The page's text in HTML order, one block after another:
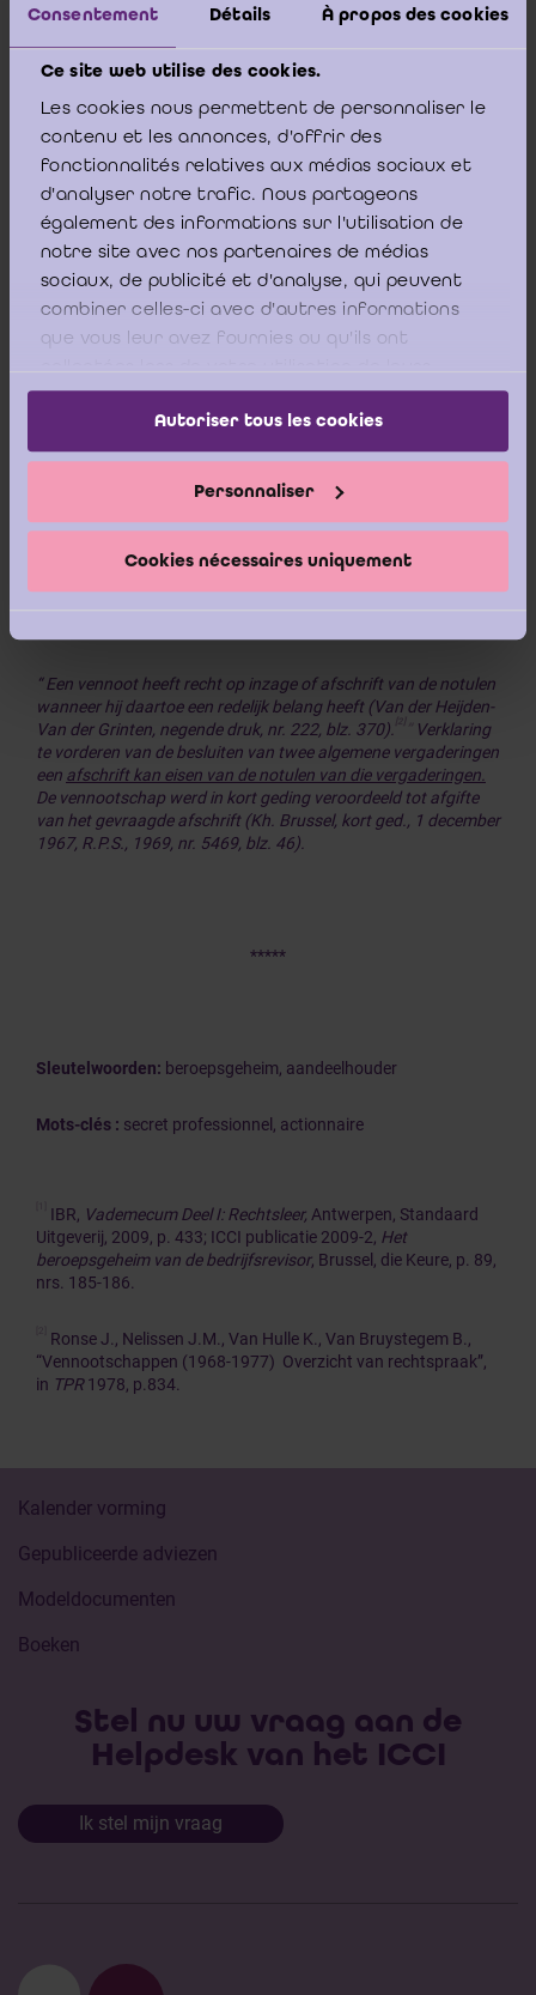
Consentement Détails À propos des cookies
Ce site web utilise des cookies.
Les cookies nous permettent de personnaliser le
contenu et les annonces, d'offrir des
fonctionnalités relatives aux médias sociaux et
d'analyser notre trafic. Nous partageons
également des informations sur l'utilisation de
notre site avec nos partenaires de médias
sociaux, de publicité et d'analyse, qui peuvent
combiner celles-ci avec d'autres informations
que vous leur avez fournies ou qu'ils ont
services.
Autoriser tous les cookies
Personnaliser
Cookies nécessaires uniquement
(…);
Op basis van het voorgaande is het ICCI van
entiteit de betreffende documenten (notulen van
de algemene vergaderingen) kan bezorgen.
als aandeelhouder, indien men een redelijk belang
heeft, de mogelijkheid heeft inzage van deze
documenten te vragen aan de
ondernemingsrechtbank.
“ Een vennoot heeft recht op inzage of afschrift van de notulen
wanneer hij daartoe een redelijk belang heeft (Van der Heijden-
Van der Grinten, negende druk, nr. 222, blz. 370).
[2]
Verklaring
te vorderen van de besluiten van twee algemene vergaderingen
een afschrift kan eisen van de notulen van die vergaderingen.
De vennootschap werd in kort geding veroordeeld tot afgifte
van het gevraagde afschrift (Kh. Brussel, kort ged., 1 december
1967, R.P.S., 1969, nr. 5469, blz. 46).
*****
Sleutelwoorden: beroepsgeheim, aandeelhouder
Mots-clés : secret professionnel, actionnaire
IBR, Vademecum Deel I: Rechtsleer, Antwerpen, Standaard
Uitgeverij, 2009, p. 433; ICCI publicatie 2009-2, Het
beroepsgeheim van de bedrijfsrevisor, Brussel, die Keure, p. 89,
nrs. 185-186.
Ronse J., Nelissen J.M., Van Hulle K., Van Bruystegem B.,
“Vennootschappen (1968-1977) Overzicht van rechtspraak”,
in TPR1978, p.834.
Kalender vorming
Gepubliceerde adviezen
Modeldocumenten
Boeken
Stel nu uw vraag aan de
Helpdesk van het ICCI
Ik stel mijn vraag